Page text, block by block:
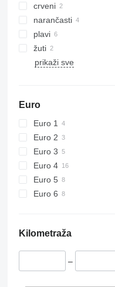
crveni
narančasti
plavi
žuti
prikaži sve
Euro
Euro 1
Euro 2
Euro 3
Euro 4
Euro 5
Euro 6
Kilometraža
–